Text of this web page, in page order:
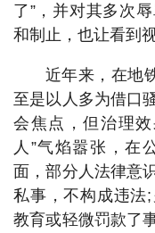
了”，并对其多次
和制止，也让看到
近年来，在地
至是以人多为借口
会焦点，但治理
人”气焰嚣张，在
面，部分人法律意
私事，不构成违法
教育或轻微罚款了